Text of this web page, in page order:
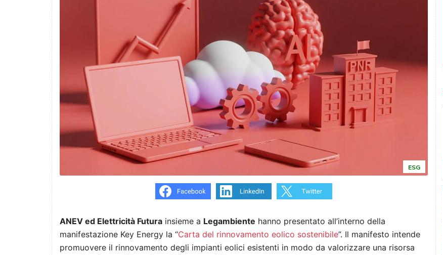
ESG
ANEV ed Elettricità Futura insieme a Legambiente hanno presentato all’interno della
manifestazione Key Energy la “Carta del rinnovamento eolico sostenibile”. Il manifesto intende
promuovere il rinnovamento degli impianti eolici esistenti in modo da valorizzare una risorsa